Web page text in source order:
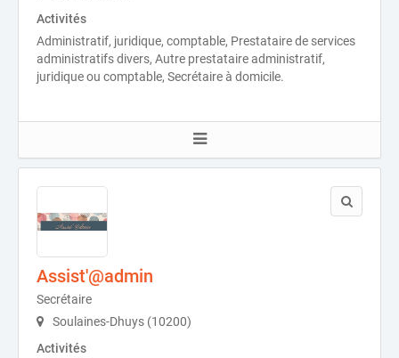
Activités
Administratif, juridique, comptable, Prestataire de services
administratifs divers, Autre prestataire administratif,
juridique ou comptable, Secrétaire à domicile.
Assist'@admin
Secrétaire
Soulaines-Dhuys (10200)
Activités